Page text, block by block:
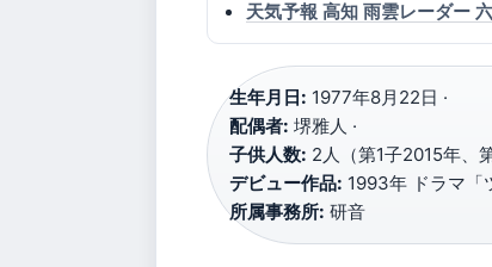
天気予報 高知 雨雲レーダー
生年月日: 1977年8月22日 ·
配偶者: 堺雅人 ·
子供人数: 2人（第1子2015年、
デビュー作品: 1993年 ドラマ「
所属事務所: 研音